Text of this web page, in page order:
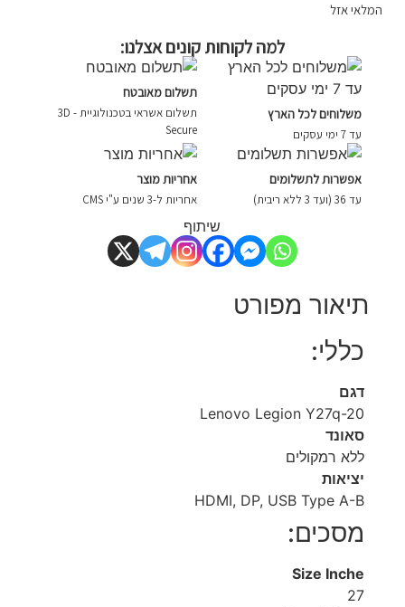
המלאי אזל
למה לקוחות קונים אצלנו:
משלוחים לכל הארץ
עד 7 ימי עסקים
תשלום מאובטח
תשלום אשראי בטכנולוגיית - 3D
Secure
אפשרות לתשלומים
עד 36 (ועד 3 ללא ריבית)
אחריות מוצר
אחריות ל-3 שנים ע"י CMS
שיתוף
תיאור מפורט
כללי:
דגם
Lenovo Legion Y27q-20
סאונד
ללא רמקולים
יציאות
HDMI, DP, USB Type A-B
מסכים:
Size Inche
27